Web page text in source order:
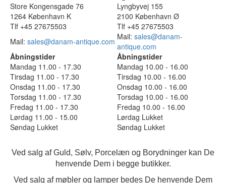
Store Kongensgade 76
Lyngbyvej 155
1264 København K
2100 København Ø
Tlf +45 27675503
Tlf +45 27675503
Mail: sales@danam-antique.com Mail: sales@danam-
antique.com
Åbningstider
Åbningstider
Mandag 11.00 - 17.30
Mandag 10.00 - 16.00
Tirsdag 11.00 - 17.30
Tirsdag 10.00 - 16.00
Onsdag 11.00 - 17.30
Onsdag 10.00 - 16.00
Torsdag 11.00 - 17.30
Torsdag 10.00 - 16.00
Fredag 11.00 - 17.30
Fredag 10.00 - 16.00
Lørdag 11.00 - 15.00
Lørdag Lukket
Søndag Lukket
Søndag Lukket
Ved salg af Guld, Sølv, Porcelæn og Borydninger kan De
henvende Dem i begge butikker.
Ved salg af møbler og lamper bedes De henvende Dem